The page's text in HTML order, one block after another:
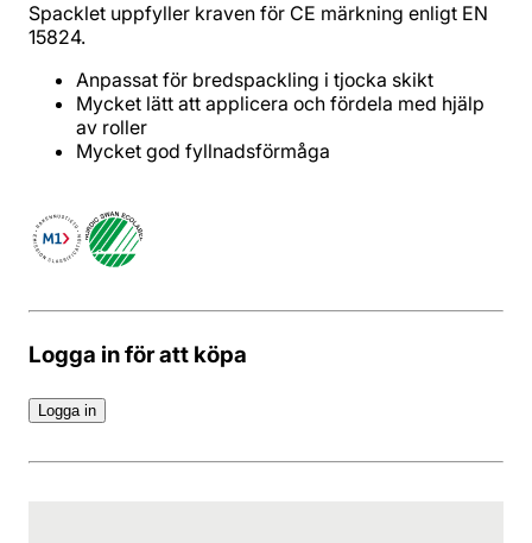
Spacklet uppfyller kraven för CE märkning enligt EN
15824.
Anpassat för bredspackling i tjocka skikt
Mycket lätt att applicera och fördela med hjälp
av roller
Mycket god fyllnadsförmåga
Logga in för att köpa
Logga in